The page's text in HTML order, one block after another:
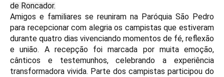
de Roncador.
Amigos e familiares se reuniram na Paróquia São Pedro
para recepcionar com alegria os campistas que estiveram
durante quatro dias vivenciando momentos de fé, reflexão
e união. A recepção foi marcada por muita emoção,
cânticos e testemunhos, celebrando a experiência
transformadora vivida. Parte dos campistas participou do